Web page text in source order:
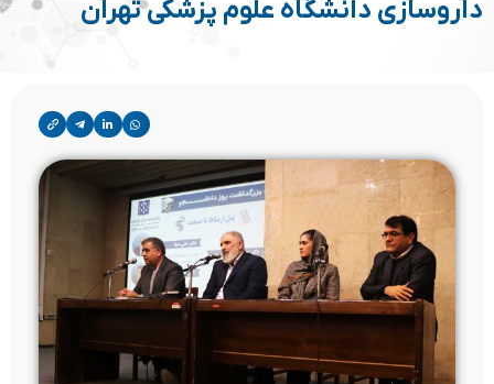
داروسازی دانشگاه علوم پزشکی تهران